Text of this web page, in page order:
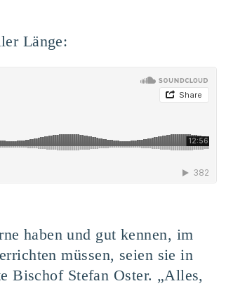
Länge:
haben und gut kennen, im
müssen, seien sie in
Bischof Stefan Oster. „Alles,